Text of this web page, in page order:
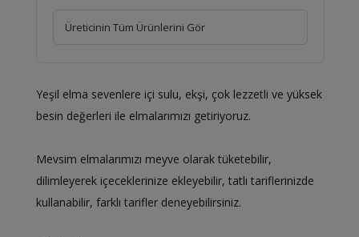
Üreticinin Tüm Ürünlerini Gör
Yeşil elma sevenlere içi sulu, ekşi, çok lezzetli ve yüksek
besin değerleri ile elmalarımızı getiriyoruz.
Mevsim elmalarımızı meyve olarak tüketebilir,
dilimleyerek içeceklerinize ekleyebilir, tatlı tariflerinizde
kullanabilir, farklı tarifler deneyebilirsiniz.